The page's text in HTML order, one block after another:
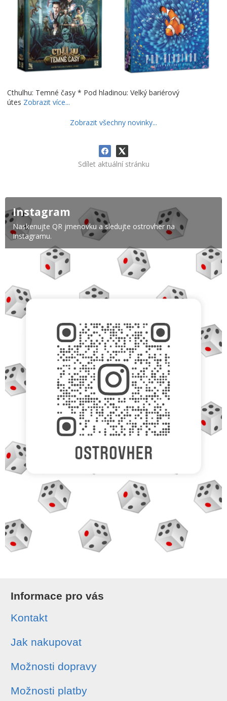
Cthulhu: Temné časy * Pod hladinou: Velký bariérový
útes Zobrazit více...
Zobrazit všechny novinky...
Sdílet aktuální stránku
Instagram
Naskenujte QR jmenovku a sledujte ostrovher na
Instagramu.
Informace pro vás
Kontakt
Jak nakupovat
Možnosti dopravy
Možnosti platby